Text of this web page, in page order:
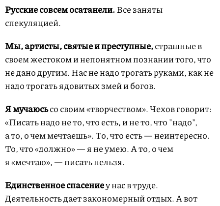
Русские совсем осатанели.Все заняты
спекуляцией.
Мы, артисты, святые и преступные,страшные в
своем жестоком и непонятном познании того, что
не дано другим. Нас не надо трогать руками, как не
надо трогать ядовитых змей и богов.
Я мучаюсьсо своим «творчеством». Чехов говорит:
«Писать надо не то, что есть, и не то, что "надо",
а то, о чем мечтаешь». То, что есть — неинтересно.
То, что «должно» — я не умею. А то, о чем
я «мечтаю», — писать нельзя.
Единственное спасениеу нас в труде.
Деятельность дает закономерный отдых. А вот